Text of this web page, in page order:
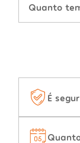
Quanto
É